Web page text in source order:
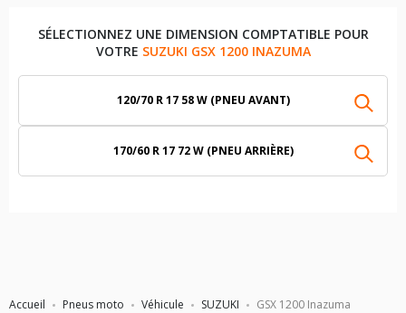
Accueil Pneus moto Véhicule SUZUKI GSX 1200 Inazuma
SÉLECTIONNEZ UNE DIMENSION COMPTATIBLE POUR
VOTRE SUZUKI GSX 1200 INAZUMA
120/70 R 17 58 W (PNEU AVANT)
170/60 R 17 72 W (PNEU ARRIÈRE)